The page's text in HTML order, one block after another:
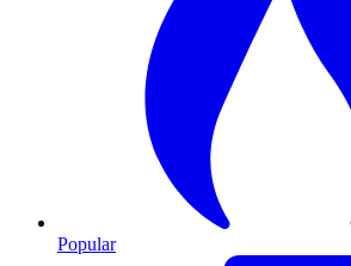
Popular